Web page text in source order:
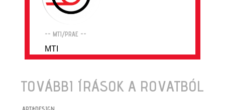
-- MTI/PRAE --
MTI
TOVÁBBI ÍRÁSOK A ROVATBÓL